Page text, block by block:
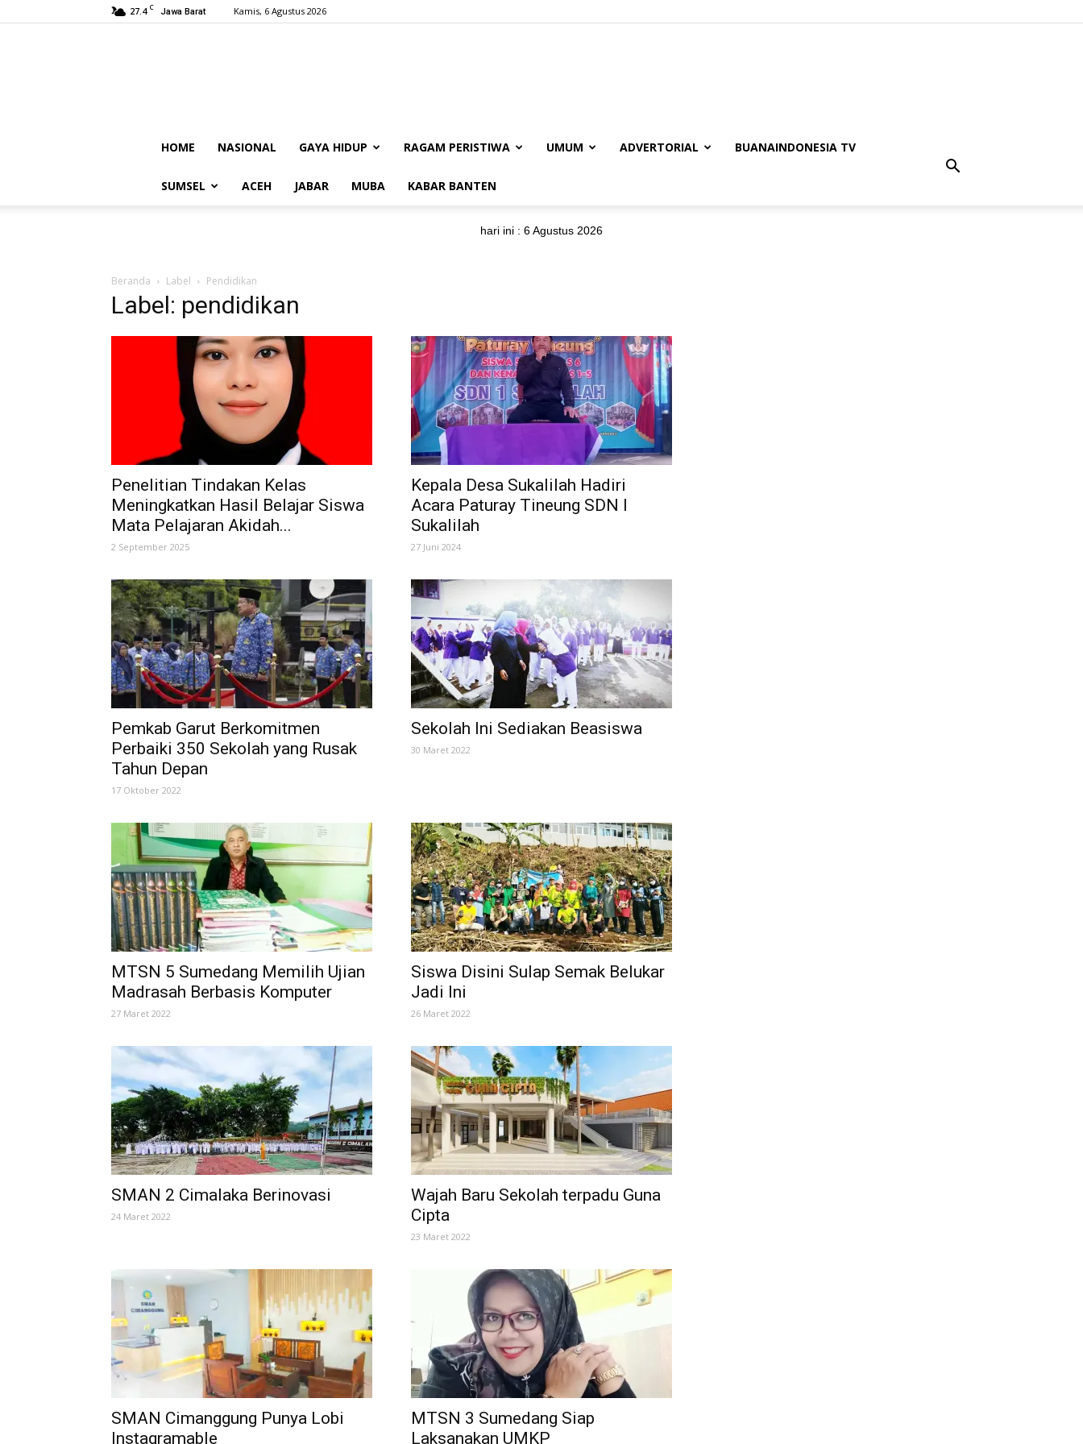
27.4 C Jawa Barat Kamis, 6 Agustus 2026
HOME NASIONAL GAYA HIDUP RAGAM PERISTIWA UMUM ADVERTORIAL BUANAINDONESIA TV
SUMSEL ACEH JABAR MUBA KABAR BANTEN
hari ini : 6 Agustus 2026
Beranda Label Pendidikan
Label: pendidikan
Penelitian Tindakan Kelas
Meningkatkan Hasil Belajar Siswa
Mata Pelajaran Akidah...
2 September 2025
Kepala Desa Sukalilah Hadiri
Acara Paturay Tineung SDN I
Sukalilah
27 Juni 2024
Pemkab Garut Berkomitmen
Perbaiki 350 Sekolah yang Rusak
Tahun Depan
17 Oktober 2022
Sekolah Ini Sediakan Beasiswa
30 Maret 2022
MTSN 5 Sumedang Memilih Ujian
Madrasah Berbasis Komputer
27 Maret 2022
Siswa Disini Sulap Semak Belukar
Jadi Ini
26 Maret 2022
SMAN 2 Cimalaka Berinovasi
24 Maret 2022
Wajah Baru Sekolah terpadu Guna
Cipta
23 Maret 2022
SMAN Cimanggung Punya Lobi
Instagramable
MTSN 3 Sumedang Siap
Laksanakan UMKP